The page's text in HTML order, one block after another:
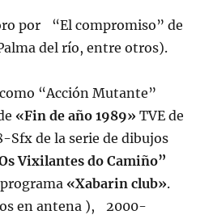
por “El compromiso” de
del río, entre otros).
“Acción Mutante”
«Fin de año 1989» TVE de
Sfx de la serie de dibujos
Vixilantes do Camiño”
«Xabarin club».
en antena ), 2000-